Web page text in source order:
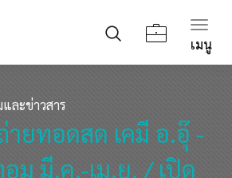
เมนู
ละข่าวสาร
ายทอดสด เคมี อ.อุ๊ -
ม มี.ค.-เม.ย. / เปิด